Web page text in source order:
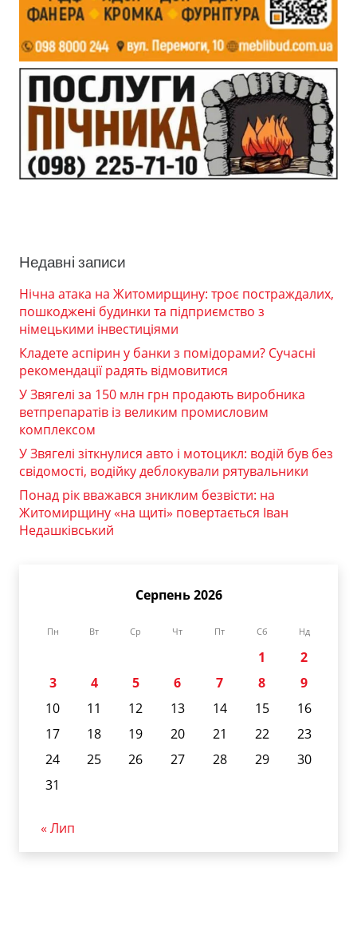
Недавні записи
Нічна атака на Житомирщину: троє постраждалих,
пошкоджені будинки та підприємство з
німецькими інвестиціями
Кладете аспірин у банки з помідорами? Сучасні
рекомендації радять відмовитися
У Звягелі за 150 млн грн продають виробника
ветпрепаратів із великим промисловим
комплексом
У Звягелі зіткнулися авто і мотоцикл: водій був без
свідомості, водійку деблокували рятувальники
Понад рік вважався зниклим безвісти: на
Житомирщину «на щиті» повертається Іван
Недашківський
Серпень 2026
Пн Вт Ср Чт Пт Сб Нд
1
2
3
4 5 6 7 8
9
10
11 12 13 14 15
16
17
18 19 20 21 22
23
24
25 26 27 28 29
30
31
« Лип